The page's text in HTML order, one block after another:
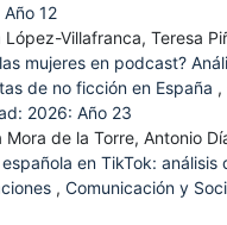
12
López-Villafranca, Teresa
mujeres en podcast?
de no ficción en España ,
2026: Año 23
Mora de la Torre, Antonio
en TikTok: análisis
, Comunicación y